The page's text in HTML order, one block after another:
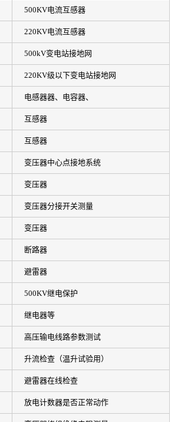
500KV电流互感器
220KV电流互感器
500kV变电站接地网
220KV级以下变电站接地网
电感器器、电容器、
互感器
互感器
变压器中心点接地系统
变压器
变压器分接开关测量
变压器
断路器
避雷器
500KV继电保护
继电器等
高压输电线路参数测试
升流检查（温升试验用）
避雷器在线检查
放电计数器是否正常动作